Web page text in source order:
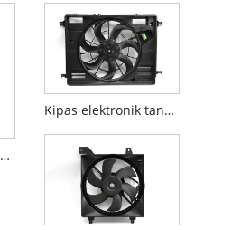
A101018-0100 Changan Benben MINI Kipas Pendingin Kipas Radiator
Kipas elektronik tangki radiator Changan UNI-T S202F280104-0500